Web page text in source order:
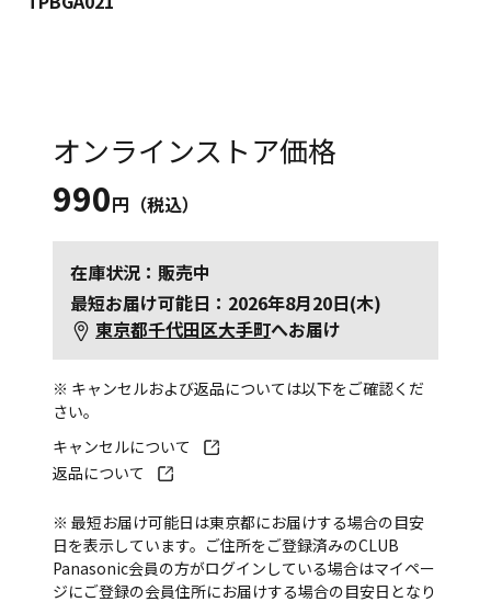
オンラインストア価格
990円（税込）
在庫状況：販売中
最短お届け可能日：2026年8月20日(木)
東京都千代田区大手町へお届け
※ キャンセルおよび返品については以下をご確認くだ
さい。
キャンセルについて
返品について
※ 最短お届け可能日は東京都にお届けする場合の目安
日を表示しています。ご住所をご登録済みのCLUB
Panasonic会員の方がログインしている場合はマイペー
ジにご登録の会員住所にお届けする場合の目安日となり